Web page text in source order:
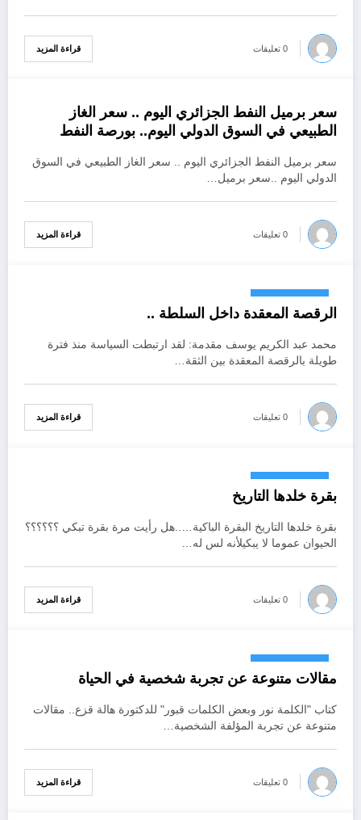
0 تعليقات قراءة المزيد
أكتوبر 18, 2024
سعر برميل النفط الجزائري اليوم .. سعر الغاز
الطبيعي في السوق الدولي اليوم.. بورصة النفط
سعر برميل النفط الجزائري اليوم .. سعر الغاز الطبيعي في السوق
الدولي اليوم ..سعر برميل…
0 تعليقات قراءة المزيد
الرقصة المعقدة داخل السلطة ..
محمد عبد الكريم يوسف مقدمة: لقد ارتبطت السياسة منذ فترة
طويلة بالرقصة المعقدة بين الثقة…
0 تعليقات قراءة المزيد
بقرة خلدها التاريخ
بقرة خلدها التاريخ البقرة الباكية…..هل رأيت مرة بقرة تبكي ؟؟؟؟؟؟
الحيوان عموما لا يبكيلأنه لس له…
0 تعليقات قراءة المزيد
مقالات متنوعة عن تجربة شخصية في الحياة
كتاب "الكلمة نور وبعض الكلمات قبور" للدكتورة هالة قزع.. مقالات
متنوعة عن تجربة المؤلفة الشخصية…
0 تعليقات قراءة المزيد